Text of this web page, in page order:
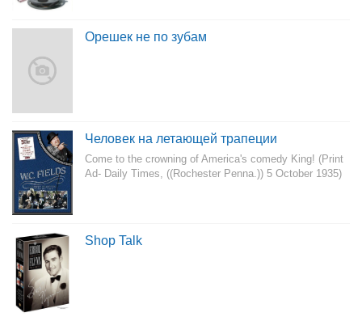
Орешек не по зубам
Человек на летающей трапеции
Come to the crowning of America's comedy King! (Print
Ad- Daily Times, ((Rochester Penna.)) 5 October 1935)
Shop Talk